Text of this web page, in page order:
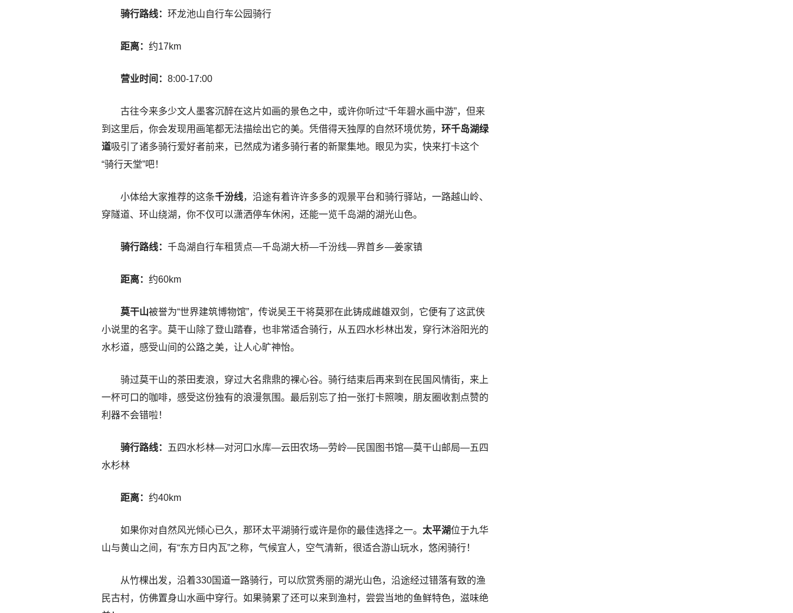
骑行路线： 环龙池山自行车公园骑行
距离： 约17km
营业时间： 8:00-17:00
古往今来多少文人墨客沉醉在这片如画的景色之中，或许你听过“千年碧水画中游”，但来
到这里后，你会发现用画笔都无法描绘出它的美。凭借得天独厚的自然环境优势， 环千岛湖绿
道吸引了诸多骑行爱好者前来，已然成为诸多骑行者的新聚集地。眼见为实，快来打卡这个
“骑行天堂”吧！
小体给大家推荐的这条千汾线，沿途有着许许多多的观景平台和骑行驿站，一路越山岭、
穿隧道、环山绕湖，你不仅可以潇洒停车休闲，还能一览千岛湖的湖光山色。
骑行路线： 千岛湖自行车租赁点—千岛湖大桥—千汾线—界首乡—姜家镇
距离： 约60km
莫干山被誉为“世界建筑博物馆”，传说吴王干将莫邪在此铸成雌雄双剑，它便有了这武侠
小说里的名字。莫干山除了登山踏春，也非常适合骑行，从五四水杉林出发，穿行沐浴阳光的
水杉道，感受山间的公路之美，让人心旷神怡。
骑过莫干山的茶田麦浪，穿过大名鼎鼎的裸心谷。骑行结束后再来到在民国风情街，来上
一杯可口的咖啡，感受这份独有的浪漫氛围。最后别忘了拍一张打卡照噢，朋友圈收割点赞的
利器不会错啦！
骑行路线：
五四水杉林—对河口水库—云田农场—劳岭—民国图书馆—莫干山邮局—五四
水杉林
距离： 约40km
如果你对自然风光倾心已久，那环太平湖骑行或许是你的最佳选择之一。 太平湖位于九华
山与黄山之间，有“东方日内瓦”之称，气候宜人，空气清新，很适合游山玩水，悠闲骑行！
从竹棵出发，沿着330国道一路骑行，可以欣赏秀丽的湖光山色，沿途经过错落有致的渔
民古村，仿佛置身山水画中穿行。如果骑累了还可以来到渔村，尝尝当地的鱼鲜特色，滋味绝